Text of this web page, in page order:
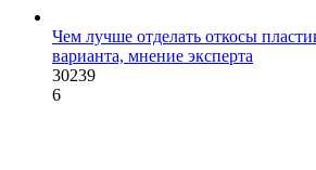
Чем лучше отделать откосы
варианта, мнение эксперта
30239
6